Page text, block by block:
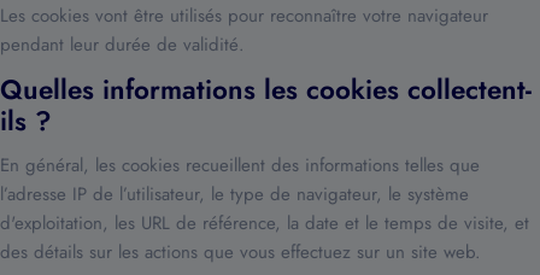
Les cookies vont être utilisés pour reconnaître votre navigateur
pendant leur durée de validité.
Quelles informations les cookies collectent-
ils ?
En général, les cookies recueillent des informations telles que
l’adresse IP de l’utilisateur, le type de navigateur, le système
d'exploitation, les URL de référence, la date et le temps de visite, et
des détails sur les actions que vous effectuez sur un site web.